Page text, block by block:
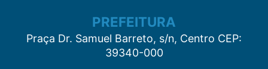
PREFEITURA
Praça Dr. Samuel Barreto, s/n, Centro CEP:
39340-000